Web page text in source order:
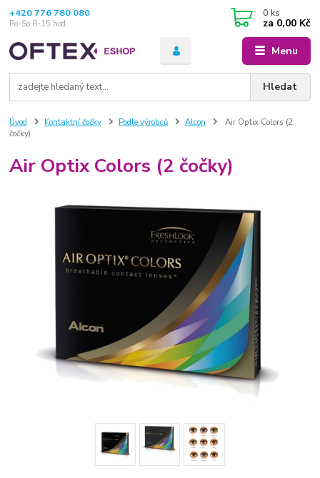
Menu
Hledat
+420 776 780 080
Po-So 8-15 hod
0 ks
za 0,00 Kč
Úvod Kontaktní čočky Podle výrobců Alcon
Air Optix Colors (2
čočky)
Air Optix Colors (2 čočky)